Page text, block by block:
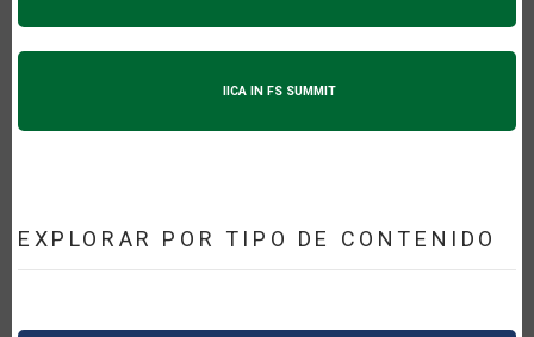
IICA IN FS SUMMIT
EXPLORAR POR TIPO DE CONTENIDO